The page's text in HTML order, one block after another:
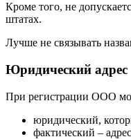
Кроме того, не
штатах.
Лучше не связывать
Юридический адрес
При регистрации ООО
юридический,
фактический –